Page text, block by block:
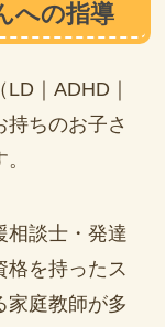
への指導
｜ADHD｜
ちのお子さ
相談士・発達
格を持ったス
家庭教師が多